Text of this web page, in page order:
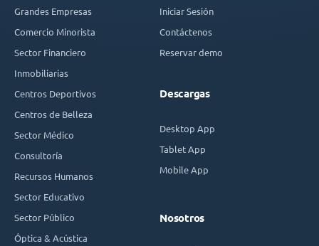
Grandes Empresas
Comercio Minorista
Sector Financiero
Inmobiliarias
Centros Deportivos
Centros de Belleza
Sector Médico
Consultoría
Recursos Humanos
Sector Educativo
Sector Público
Óptica & Acústica
Iniciar Sesión
Contáctenos
Reservar demo
Descargas
Desktop App
Tablet App
Mobile App
Nosotros